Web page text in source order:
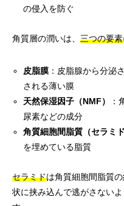
の侵入を防ぐ
角質層の潤いは、 三つの要素
皮脂膜 ：皮脂腺から分泌
される薄い膜
天然保湿因子（NMF）
：
尿素などの成分
角質細胞間脂質（セラミド
を埋めている脂質
セラミドは角質細胞間脂質
状に挟み込んで逃がさない